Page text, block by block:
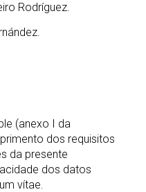
Rodríguez.
(anexo I da
dos requisitos
da presente
dos datos
vítae.